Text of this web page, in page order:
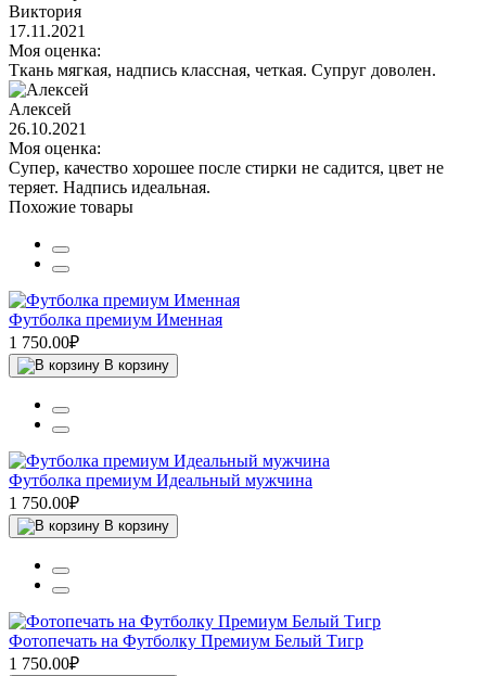
Виктория
17.11.2021
Моя оценка:
Ткань мягкая, надпись классная, четкая. Супруг доволен.
Алексей
26.10.2021
Моя оценка:
Супер, качество хорошее после стирки не садится, цвет не
теряет. Надпись идеальная.
Похожие товары
Футболка премиум Именная
1 750.00₽
В корзину
Футболка премиум Идеальный мужчина
1 750.00₽
В корзину
Фотопечать на Футболку Премиум Белый Тигр
1 750.00₽